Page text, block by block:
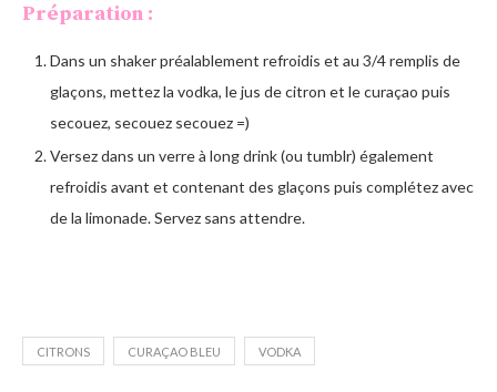
Préparation :
Dans un shaker préalablement refroidis et au 3/4 remplis de
glaçons, mettez la vodka, le jus de citron et le curaçao puis
secouez, secouez secouez =)
Versez dans un verre à long drink (ou tumblr) également
refroidis avant et contenant des glaçons puis complétez avec
de la limonade. Servez sans attendre.
CITRONS CURAÇAO BLEU VODKA